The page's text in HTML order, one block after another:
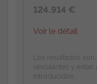
124.914 €
Voir le détail
Los resultados
vinculantes y
introducidos.